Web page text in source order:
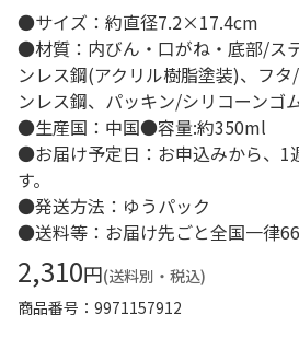
●サイズ：約直径7.2×17.4cm
●材質：内びん・口がね・底部/ス
ンレス鋼(アクリル樹脂塗装)、フ
ンレス鋼、パッキン/シリコーンゴ
●生産国：中国●容量:約350ml
●お届け予定日：お申込みから、1
す。
●発送方法：ゆうパック
●送料等：お届け先ごと全国一律
2,310円(送料別・税込)
商品番号
9971157912